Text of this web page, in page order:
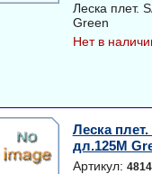
Леска плет.
Green
Нет в
Леска
дл.125M
Артикул: